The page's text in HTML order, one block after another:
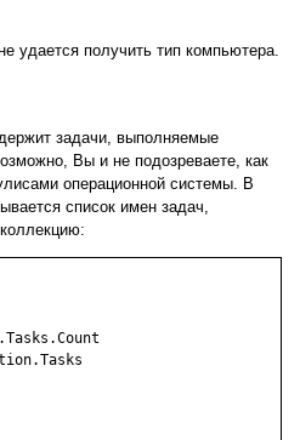
удается получить тип компьютера.
задачи, выполняемые
Вы и не подозреваете, как
операционной системы. В
список имен задач,